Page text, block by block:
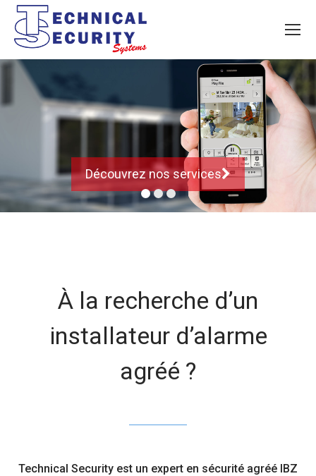
Découvrez nos services
À la recherche d’un
installateur d’alarme
agréé ?
Technical Security est un expert en sécurité agréé IBZ